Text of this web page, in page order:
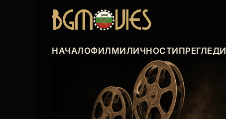
НАЧАЛОФИЛМИЛИЧНОСТИПРЕГЛЕДИ